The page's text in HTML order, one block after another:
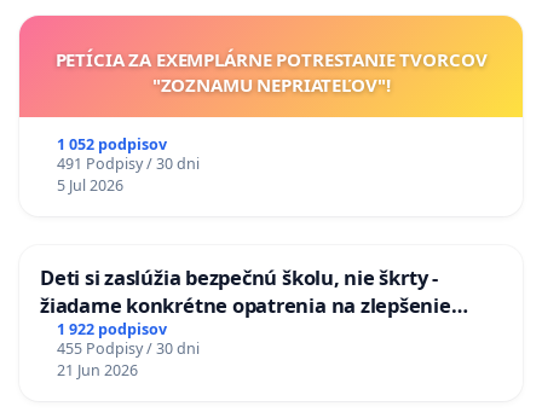
PETÍCIA ZA EXEMPLÁRNE POTRESTANIE TVORCOV
"ZOZNAMU NEPRIATEĽOV"!
1 052 podpisov
491 Podpisy / 30 dni
5 Jul 2026
Deti si zaslúžia bezpečnú školu, nie škrty -
žiadame konkrétne opatrenia na zlepšenie
situácie v školstve
1 922 podpisov
455 Podpisy / 30 dni
21 Jun 2026